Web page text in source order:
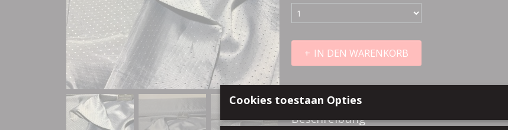
IN DEN WARENKORB
Beschreibung
Cookies toestaan Opties